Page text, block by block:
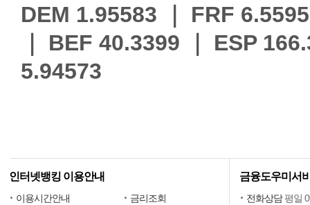
DEM 1.95583 ｜ FRF
｜ BEF 40.3399 ｜ ESP
5.94573
인터넷뱅킹 이용안내
이용시간안내
금리조회
금융도우미서
전화상담평일